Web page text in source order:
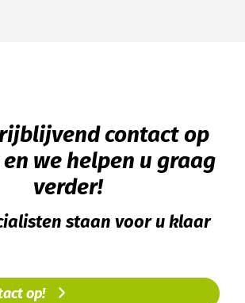
contact op
we helpen u graag
verder!
staan voor u klaar
op!